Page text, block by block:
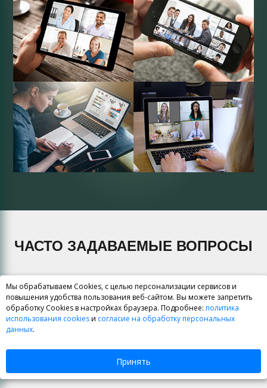
ЧАСТО ЗАДАВАЕМЫЕ ВОПРОСЫ
Какова стоимость обучения?
Где вы находитесь?
Какие у вас преподаватели?
Мы обрабатываем Cookies, с целью персонализации сервисов и
повышения удобства пользования веб-сайтом. Вы можете запретить
обработку Cookies в настройках браузера. Подробнее: политика
использования cookiesи согласие на обработку персональных
данных.
Принять